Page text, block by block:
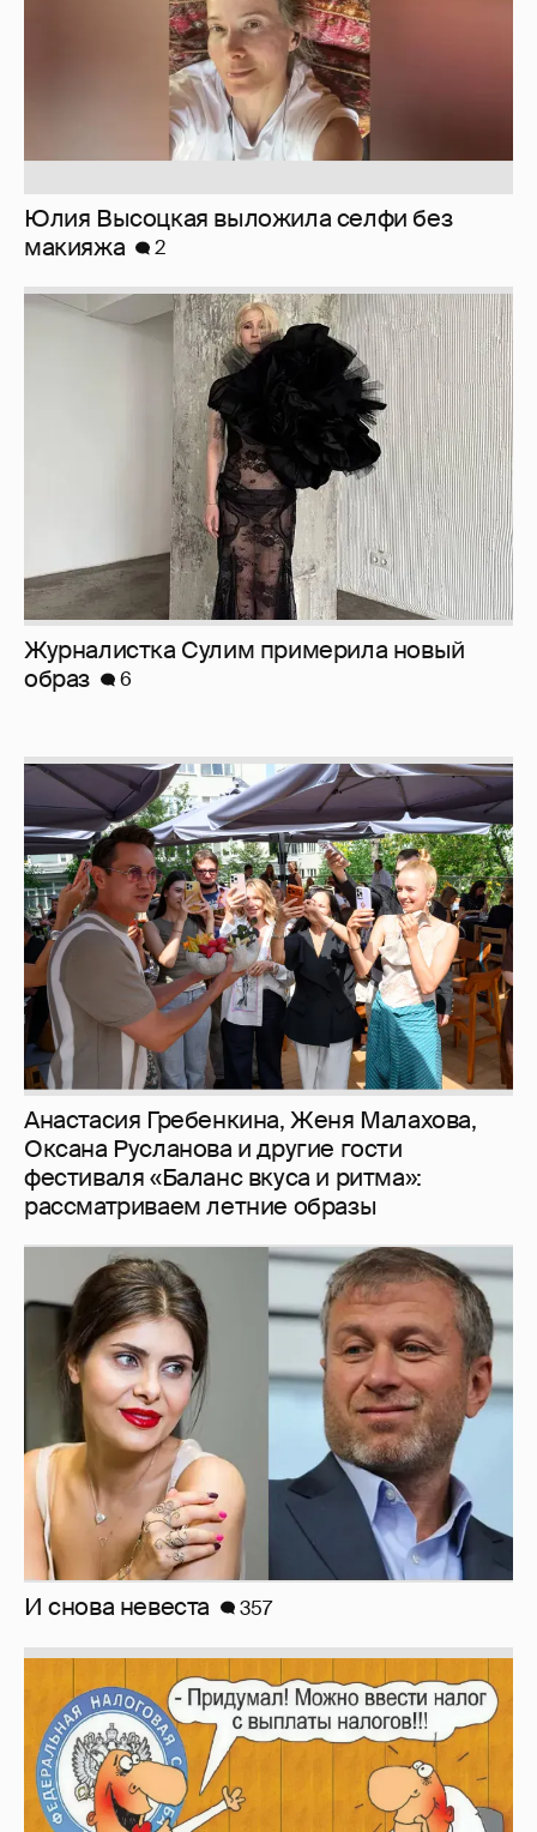
Журналистка Сулим примерила новый
Анастасия Гребенкина, Женя Малахова,
Оксана Русланова и другие гости
фестиваля «Баланс вкуса и ритма»:
рассматриваем летние образы
И снова невеста 357
Зачем нам вообще платить налоги? (или:
как работают наши деньги, когда мы
заикаемся о защите прав)